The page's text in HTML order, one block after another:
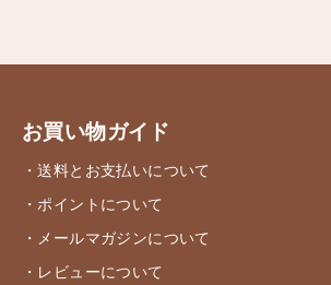
お買い物ガイド
・送料とお支払いについて
・ポイントについて
・メールマガジンについて
・レビューについて